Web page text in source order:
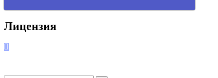
Лицензия